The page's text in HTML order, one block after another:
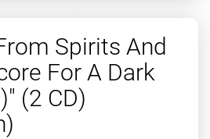
Spirits And
For A Dark
(2 CD)